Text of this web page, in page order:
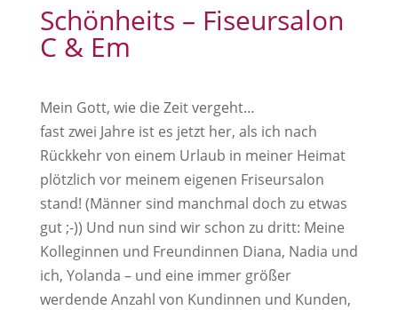
Schönheits – Fiseursalon
C & Em
Mein Gott, wie die Zeit vergeht…
fast zwei Jahre ist es jetzt her, als ich nach
Rückkehr von einem Urlaub in meiner Heimat
plötzlich vor meinem eigenen Friseursalon
stand! (Männer sind manchmal doch zu etwas
gut ;-)) Und nun sind wir schon zu dritt: Meine
Kolleginnen und Freundinnen Diana, Nadia und
ich, Yolanda – und eine immer größer
werdende Anzahl von Kundinnen und Kunden,